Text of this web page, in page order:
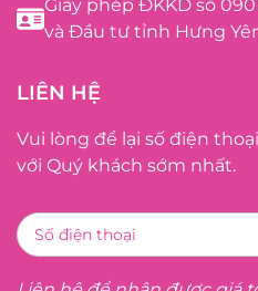
Giấy phép ĐKKD số
và Đầu tư tỉnh Hưng
LIÊN HỆ
Vui lòng để lại số điện
với Quý khách sớm nhất.